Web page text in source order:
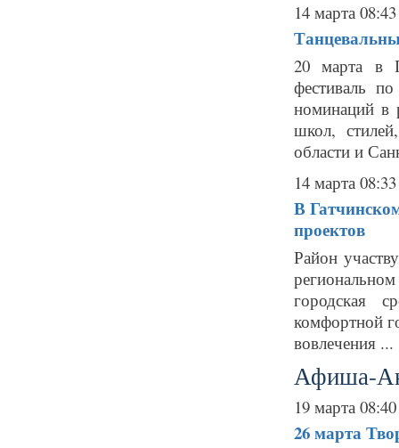
14 марта 08:43
20 марта в
фестиваль
номинаций в
школ,
области и
14 марта 08:33
В
проектов
Район
городская
комфортной
вовлечения ...
Афиша-
19 марта 08:40
26 марта